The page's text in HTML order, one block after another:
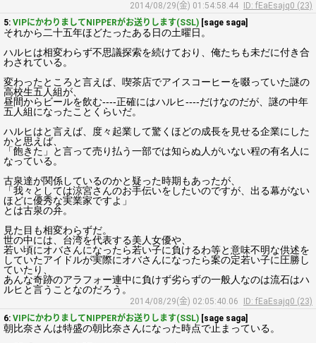
2014/08/29(金) 01:54:58.44
ID: fEaEsajq0 (23)
5: VIPにかわりましてNIPPERがお送りします(SSL) [sage saga]
それから二十五年ほどたったある日の土曜日。
ハルヒは相変わらず不思議探索を続けており、俺たちも未だに付き合
わされている。
変わったところと言えば、喫茶店でアイスコーヒーを啜っていた謎の
高校生五人組が、
昼間からビールを飲む----正確にはハルヒ----だけなのだが、謎の中年
五人組になったことくらいだ。
ハルヒはと言えば、度々起業して驚くほどの成長を見せる企業にした
かと思えば、
「飽きた」と言って売り払う一部では知らぬ人がいない程の有名人に
なっている。
古泉達が関係しているのかと疑った時期もあったが、
「我々としては涼宮さんのお手伝いをしたいのですが、出る幕がない
ほどに優秀な実業家ですよ」
とは古泉の弁。
見た目も相変わらずだ。
世の中には、台湾を代表する美人女優や、
若い頃にオバさんになったら若い子に負けるわ等と意味不明な供述を
していたアイドルが実際にオバさんになったら案の定若い子に圧勝し
ていたり、
あんな奇跡のアラフォー連中に負けず劣らずの一般人なのは流石はハ
ルヒと言うことなのだろう。
2014/08/29(金) 02:05:40.06
ID: fEaEsajq0 (23)
6: VIPにかわりましてNIPPERがお送りします(SSL) [sage saga]
朝比奈さんは特盛の朝比奈さんになった時点で止まっている。